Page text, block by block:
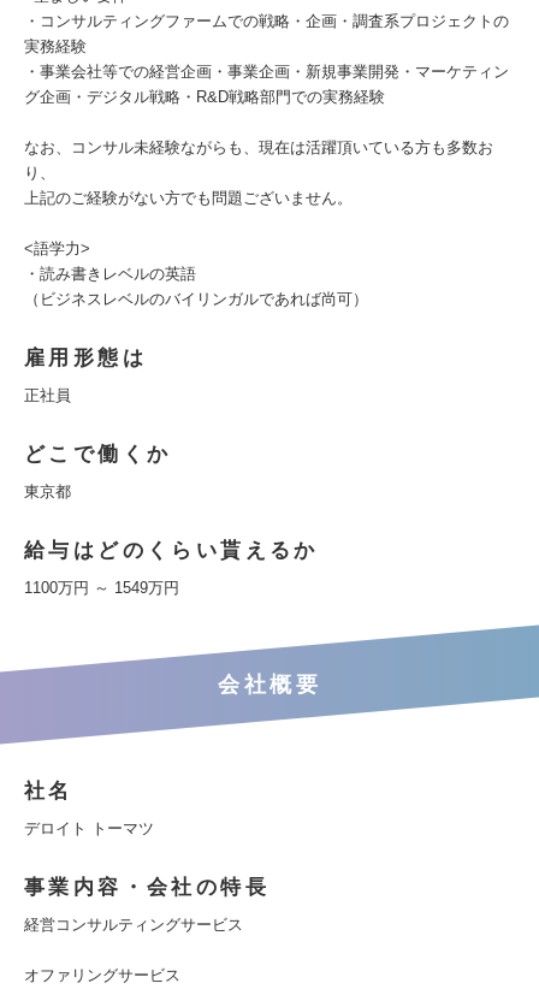
・コンサルティングファームでの戦略・企画・調査系プロジェクトの
実務経験
・事業会社等での経営企画・事業企画・新規事業開発・マーケティン
グ企画・デジタル戦略・R&D戦略部門での実務経験
なお、コンサル未経験ながらも、現在は活躍頂いている方も多数お
り、
上記のご経験がない方でも問題ございません。
<語学力>
・読み書きレベルの英語
（ビジネスレベルのバイリンガルであれば尚可）
雇用形態は
正社員
どこで働くか
東京都
給与はどのくらい貰えるか
1100万円 ～ 1549万円
会社概要
社名
デロイト トーマツ
事業内容・会社の特長
経営コンサルティングサービス
オファリングサービス